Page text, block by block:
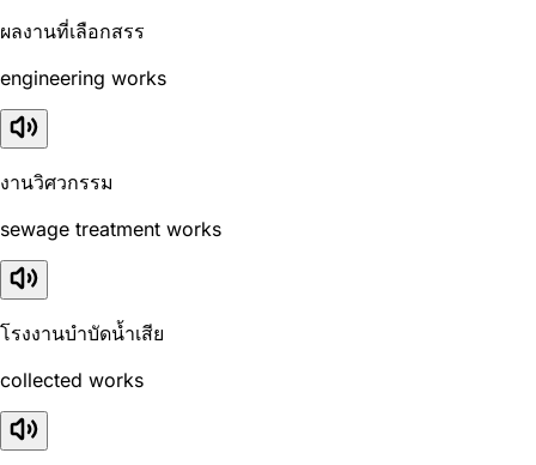
ผลงานที่เลือกสรร
engineering works
งานวิศวกรรม
sewage treatment works
โรงงานบำบัดน้ำเสีย
collected works